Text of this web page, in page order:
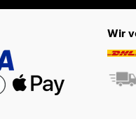
Wir